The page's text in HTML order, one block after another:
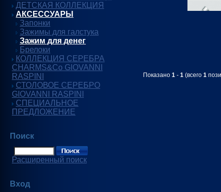
ДЕТСКАЯ КОЛЛЕКЦИЯ
АКСЕССУАРЫ
Запонки
Зажимы для галстука
Зажим для денег
Брелоки
КОЛЛЕКЦИЯ СЕРЕБРА
CHARMS&Co GIOVANNI
RASPINI
СТОЛОВОЕ СЕРЕБРО
GIOVANNI RASPINI
СПЕЦИАЛЬНОЕ
ПРЕДЛОЖЕНИЕ
Поиск
Расширенный поиск
Вход
Показано 1 - 1 (всего 1